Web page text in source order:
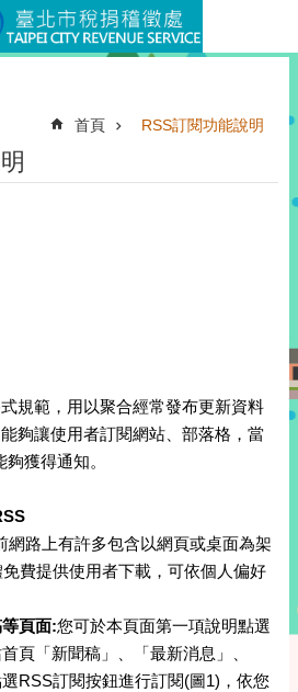
首頁 RSS訂閱功能說明
規範，用以聚合經常發布更新資料
夠讓使用者訂閱網站、部落格，當
獲得通知。
網路上有許多包含以網頁或桌面為架
費提供使用者下載，可依個人偏好
頁面:您可於本頁面第一項說明點選
頁「新聞稿」、「最新消息」、
選RSS訂閱按鈕進行訂閱(圖1)，依您